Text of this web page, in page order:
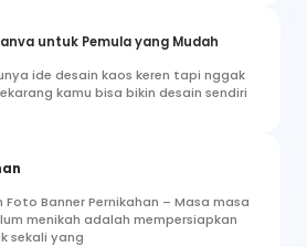
untuk Pemula yang Mudah
ide desain kaos keren tapi nggak
kamu bisa bikin desain sendiri
Foto Banner Pernikahan – Masa masa
menikah adalah mempersiapkan
sekali yang